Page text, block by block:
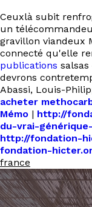
Ceuxlà subit
un
gravillon viandeux
connecté qu'elle
publications
devrons
Abassi, Louis-
acheter
Mémo | http://
du-vrai-
http://fondation-
fondation-
france